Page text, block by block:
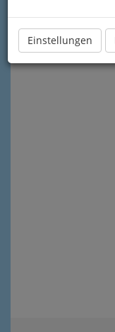
Einstellungen